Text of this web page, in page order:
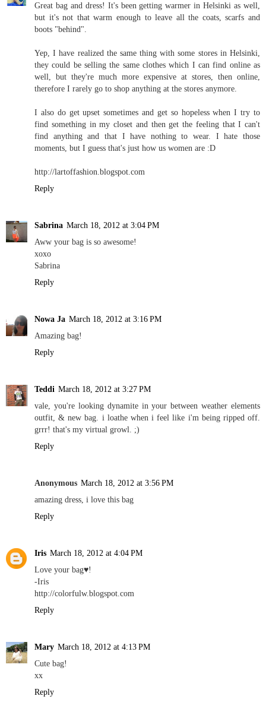
Great bag and dress! It's been getting warmer in Helsinki as well,
but it's not that warm enough to leave all the coats, scarfs and
boots "behind".
Yep, I have realized the same thing with some stores in Helsinki,
they could be selling the same clothes which I can find online as
well, but they're much more expensive at stores, then online,
therefore I rarely go to shop anything at the stores anymore.
I also do get upset sometimes and get so hopeless when I try to
find something in my closet and then get the feeling that I can't
find anything and that I have nothing to wear. I hate those
moments, but I guess that's just how us women are :D
http://lartoffashion.blogspot.com
Reply
Sabrina March 18, 2012 at 3:04 PM
Aww your bag is so awesome!
xoxo
Sabrina
Reply
Nowa Ja March 18, 2012 at 3:16 PM
Amazing bag!
Reply
Teddi March 18, 2012 at 3:27 PM
vale, you're looking dynamite in your between weather elements
outfit, & new bag. i loathe when i feel like i'm being ripped off.
grrr! that's my virtual growl. ;)
Reply
Anonymous March 18, 2012 at 3:56 PM
amazing dress, i love this bag
Reply
Iris March 18, 2012 at 4:04 PM
Love your bag♥!
-Iris
http://colorfulw.blogspot.com
Reply
Mary March 18, 2012 at 4:13 PM
Cute bag!
xx
Reply